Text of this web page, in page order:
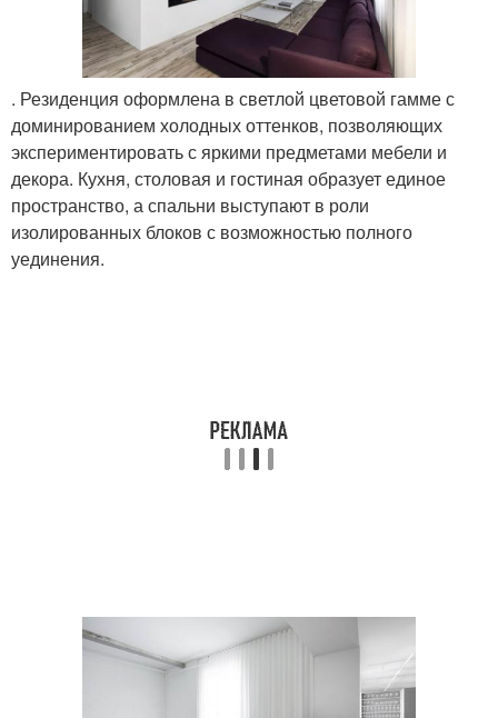
. Резиденция оформлена в светлой цветовой гамме с
доминированием холодных оттенков, позволяющих
экспериментировать с яркими предметами мебели и
декора. Кухня, столовая и гостиная образует единое
пространство, а спальни выступают в роли
изолированных блоков с возможностью полного
уединения.